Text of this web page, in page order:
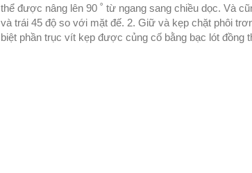
thể được nâng lên 90 ˚ từ ngang sang chiều dọc. Và
và trái 45 độ so với mặt đế. 2. Giữ và kẹp chặt phôi
biệt phần trục vít kẹp được củng cố bằng bạc lót đồng